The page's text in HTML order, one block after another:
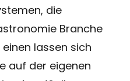
die
Branche
lassen sich
auf der eigenen